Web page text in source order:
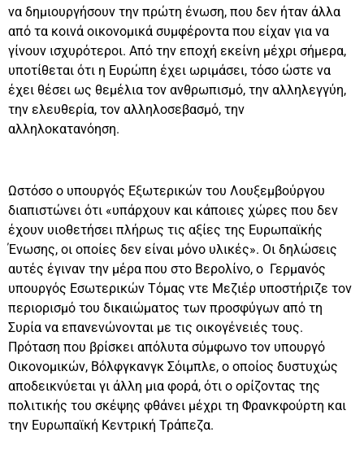
να δημιουργήσουν την πρώτη ένωση, που δεν ήταν άλλα
από τα κοινά οικονομικά συμφέροντα που είχαν για να
γίνουν ισχυρότεροι. Από την εποχή εκείνη μέχρι σήμερα,
υποτίθεται ότι η Ευρώπη έχει ωριμάσει, τόσο ώστε να
έχει θέσει ως θεμέλια τον ανθρωπισμό, την αλληλεγγύη,
την ελευθερία, τον αλληλοσεβασμό, την
αλληλοκατανόηση.
Ωστόσο ο υπουργός Εξωτερικών του Λουξεμβούργου
διαπιστώνει ότι «υπάρχουν και κάποιες χώρες που δεν
έχουν υιοθετήσει πλήρως τις αξίες της Ευρωπαϊκής
Ένωσης, οι οποίες δεν είναι μόνο υλικές». Οι δηλώσεις
αυτές έγιναν την μέρα που στο Βερολίνο, ο Γερμανός
υπουργός Εσωτερικών Τόμας ντε Μεζιέρ υποστήριζε τον
περιορισμό του δικαιώματος των προσφύγων από τη
Συρία να επανενώνονται με τις οικογένειές τους.
Πρόταση που βρίσκει απόλυτα σύμφωνο τον υπουργό
Οικονομικών, Βόλφγκανγκ Σόιμπλε, ο οποίος δυστυχώς
αποδεικνύεται γι άλλη μια φορά, ότι ο ορίζοντας της
πολιτικής του σκέψης φθάνει μέχρι τη Φρανκφούρτη και
την Ευρωπαϊκή Κεντρική Τράπεζα.